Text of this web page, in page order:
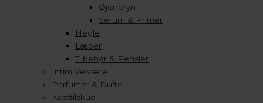
Øjenbryn
Serum & Primer
Negle
Læber
Tilbehør & Pensler
Intim Velvære
Parfumer & Dufte
Kosttilskud